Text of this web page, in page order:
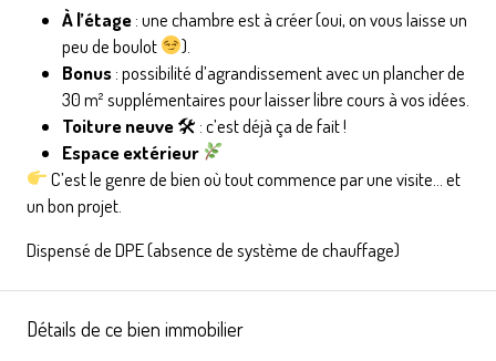
À l’étage: une chambre est à créer (oui, on vous laisse un
peu de boulot
).
Bonus: possibilité d’agrandissement avec un plancher de
30 m² supplémentaires pour laisser libre cours à vos idées.
Toiture neuve🛠 : c’est déjà ça de fait !
Espace extérieur
C’est le genre de bien où tout commence par une visite… et
un bon projet.
Dispensé de DPE (absence de système de chauffage)
Détails de ce bien immobilier